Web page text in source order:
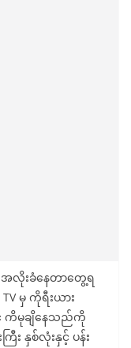
အလိုးခံနေတာတွေ့ရ
မှ ကိုရီးယား
င့် ကိမုချိနေသည်ကို
နှစ်လုံးနှင့် ပန်း